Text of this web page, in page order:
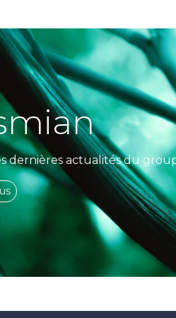
dernières actualités du